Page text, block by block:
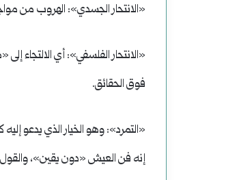
«الانتحار الجسدي»: الهروب من
«الانتحار الفلسفي»: أي الالتجاء
فوق الحقائق.
«التمرد»: وهو الخيار الذي يدعو
إنه فن العيش «دون يقين»،